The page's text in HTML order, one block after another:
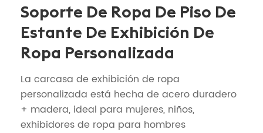
Soporte De Ropa De Piso De
Estante De Exhibición De
Ropa Personalizada
La carcasa de exhibición de ropa
personalizada está hecha de acero duradero
+ madera, ideal para mujeres, niños,
exhibidores de ropa para hombres